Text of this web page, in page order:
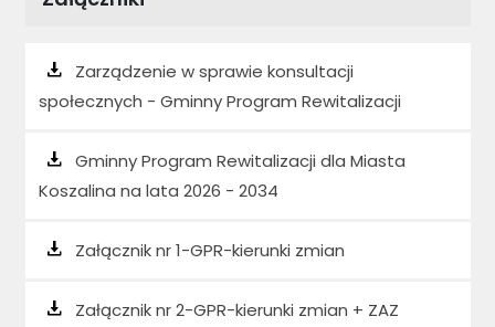
Zarządzenie w sprawie konsultacji
społecznych - Gminny Program Rewitalizacji
Gminny Program Rewitalizacji dla Miasta
Koszalina na lata 2026 - 2034
Załącznik nr 1-GPR-kierunki zmian
Załącznik nr 2-GPR-kierunki zmian + ZAZ